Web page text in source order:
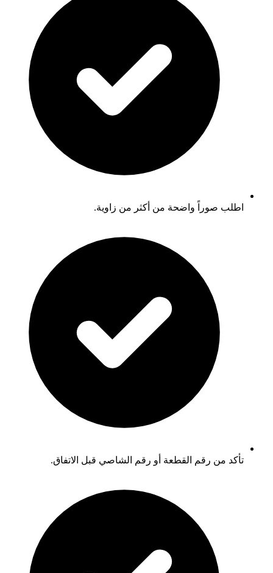
اطلب صوراً واضحة من أكثر من زاوية.
تأكد من رقم القطعة أو رقم الشاصي قبل الاتفاق.